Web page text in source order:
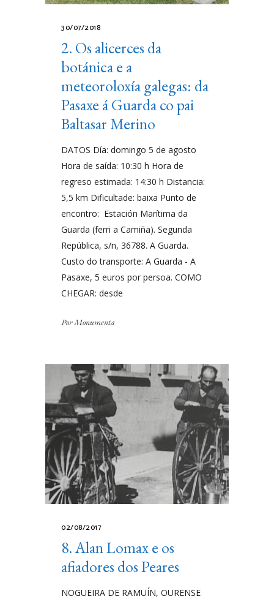
30/07/2018
2. Os alicerces da
botánica e a
meteoroloxía galegas: da
Pasaxe á Guarda co pai
Baltasar Merino
DATOS Día: domingo 5 de agosto
Hora de saída: 10:30 h Hora de
regreso estimada: 14:30 h Distancia:
5,5 km Dificultade: baixa Punto de
encontro: Estación Marítima da
Guarda (ferri a Camiña). Segunda
República, s/n, 36788. A Guarda.
Custo do transporte: A Guarda - A
Pasaxe, 5 euros por persoa. COMO
CHEGAR: desde
PorMonumenta
02/08/2017
8. Alan Lomax e os
afiadores dos Peares
NOGUEIRA DE RAMUÍN, OURENSE